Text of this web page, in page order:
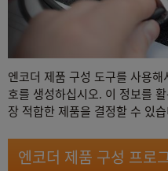
엔코더 제품 구성 도구를 사용
호를 생성하십시오. 이 정보를
장 적합한 제품을 결정할 수 있
엔코더 제품 구성 프로